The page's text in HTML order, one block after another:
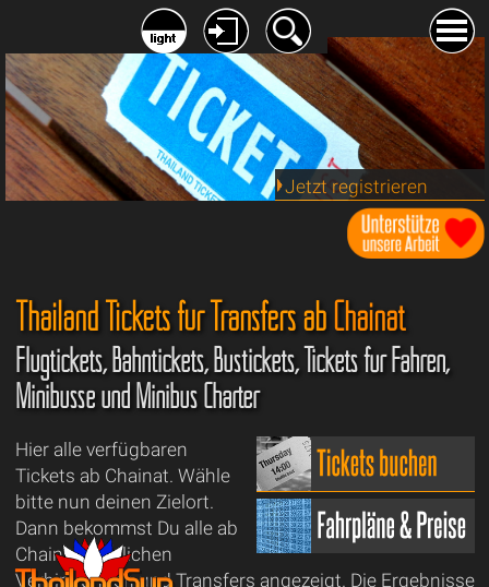
Jetzt registrieren
Thailand Tickets für Transfers abChainat
Flugtickets, Bahntickets, Bustickets, Tickets für Fähren,
Minibusse und Minibus Charter
Hier alle verfügbaren
Tickets ab Chainat. Wähle
bitte nun deinen Zielort.
Dann bekommst Du alle ab
Chainat möglichen
Verbindungen und Transfers angezeigt. Die Ergebnisse